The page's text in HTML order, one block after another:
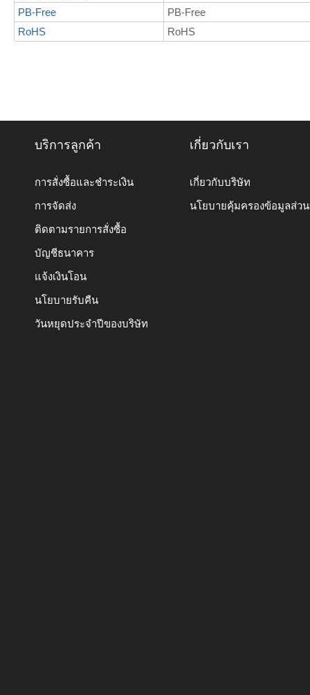
PB-Free
PB-Free
RoHS
RoHS
บริการลูกค้า
การสั่งซื้อและชำระเงิน
การจัดส่ง
ติดตามรายการสั่งซื้อ
บัญชีธนาคาร
แจ้งเงินโอน
นโยบายรับคืน
วันหยุดประจำปีของบริษัท
เกี่ยวกับเรา
เกี่ยวกับบริษัท
นโยบายคุ้มครองข้อมูลส่ว